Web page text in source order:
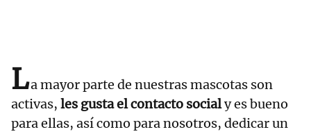
La mayor parte de nuestras mascotas son
activas, les gusta el contacto socialy es bueno
para ellas, así como para nosotros, dedicar un